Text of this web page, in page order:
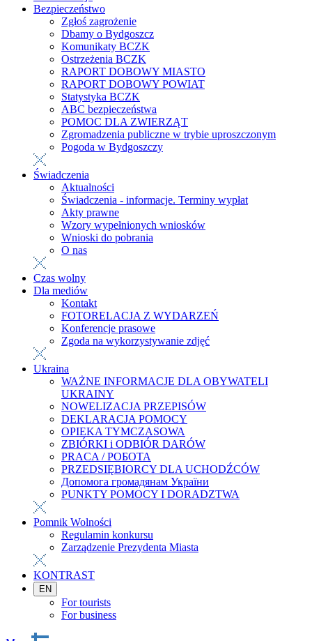
Bezpieczeństwo
Zgłoś zagrożenie
Dbamy o Bydgoszcz
Komunikaty BCZK
Ostrzeżenia BCZK
RAPORT DOBOWY MIASTO
RAPORT DOBOWY POWIAT
Statystyka BCZK
ABC bezpieczeństwa
POMOC DLA ZWIERZĄT
Zgromadzenia publiczne w trybie uproszczonym
Pogoda w Bydgoszczy
Świadczenia
Aktualności
Świadczenia - informacje. Terminy wypłat
Akty prawne
Wzory wypełnionych wniosków
Wnioski do pobrania
O nas
Czas wolny
Dla mediów
Kontakt
FOTORELACJA Z WYDARZEŃ
Konferencje prasowe
Zgoda na wykorzystywanie zdjęć
Ukraina
WAŻNE INFORMACJE DLA OBYWATELI
UKRAINY
NOWELIZACJA PRZEPISÓW
DEKLARACJA POMOCY
OPIEKA TYMCZASOWA
ZBIÓRKI i ODBIÓR DARÓW
PRACA / РОБОТА
PRZEDSIĘBIORCY DLA UCHODŹCÓW
Допомога громадянам України
PUNKTY POMOCY I DORADZTWA
Pomnik Wolności
Regulamin konkursu
Zarządzenie Prezydenta Miasta
KONTRAST
EN
For tourists
For business